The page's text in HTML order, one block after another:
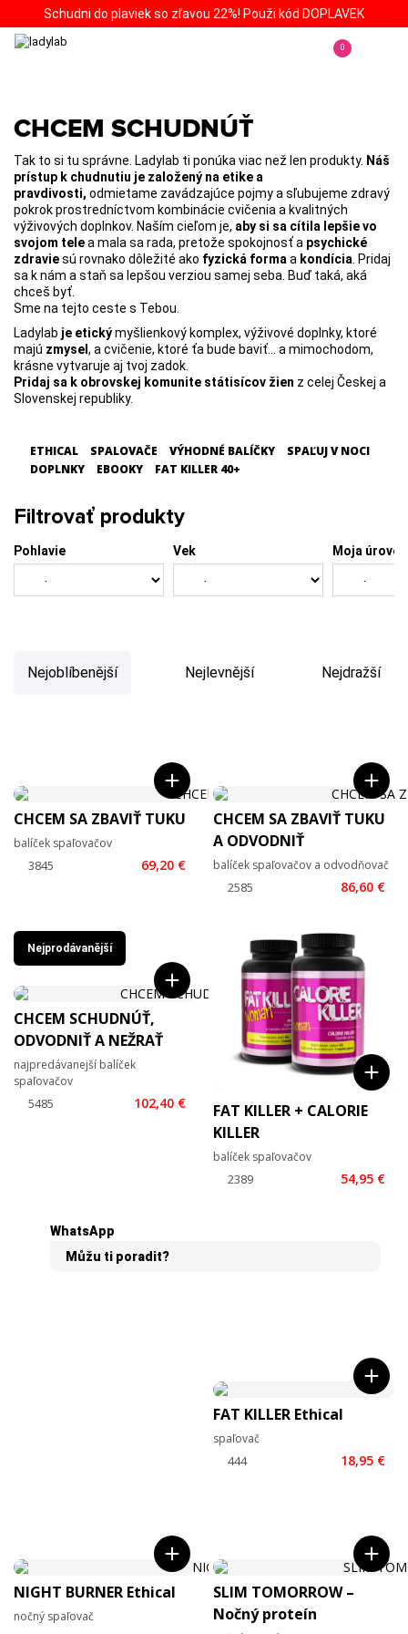
Schudni do plaviek so zľavou 22%! Použi kód DOPLAVEK
0
CHCEM SCHUDNÚŤ
Tak to si tu správne. Ladylab ti ponúka viac než len produkty. Náš
prístup k chudnutiu je založený na etike a
pravdivosti, odmietame zavádzajúce pojmy a sľubujeme zdravý
pokrok prostredníctvom kombinácie cvičenia a kvalitných
výživových doplnkov. Naším cieľom je, aby si sa cítila lepšie vo
svojom telea mala sa rada, pretože spokojnosť a psychické
zdraviesú rovnako dôležité ako fyzická forma a kondícia . Pridaj
sa k nám a staň sa lepšou verziou samej seba. Buď taká, aká
chceš byť.
Sme na tejto ceste s Tebou.
Ladylab je etickýmyšlienkový komplex, výživové doplnky, ktoré
majú zmysel , a cvičenie, ktoré ťa bude baviť... a mimochodom,
krásne vytvaruje aj tvoj zadok.
Pridaj sa k obrovskej komunite státisícov žien z celej Českej a
Slovenskej republiky.
ETHICAL SPALOVAČE VÝHODNÉ BALÍČKY
SPAĽUJ V NOCI
DOPLNKY
EBOOKY FAT KILLER 40+
Filtrovať produkty
Pohlavie Vek Moja úroveň
Nejoblíbenější Nejlevnější Nejdražší
CHCEM SA ZBAVIŤ TUKU
balíček spaľovačov
69,20 €
CHCEM SA ZBAVIŤ TUKU
A ODVODNIŤ
balíček spaľovačov a odvodňovač
86,60 €
Nejprodávanější
CHCEM SCHUDNÚŤ,
ODVODNIŤ A NEŽRAŤ
najpredávanejší balíček
spaľovačov
102,40 €
FAT KILLER + CALORIE
KILLER
balíček spaľovačov
54,95 €
WhatsApp
Můžu ti poradit?
FAT KILLER Ethical
spaľovač
18,95 €
NIGHT BURNER Ethical
nočný spaľovač
SLIM TOMORROW –
Nočný proteín